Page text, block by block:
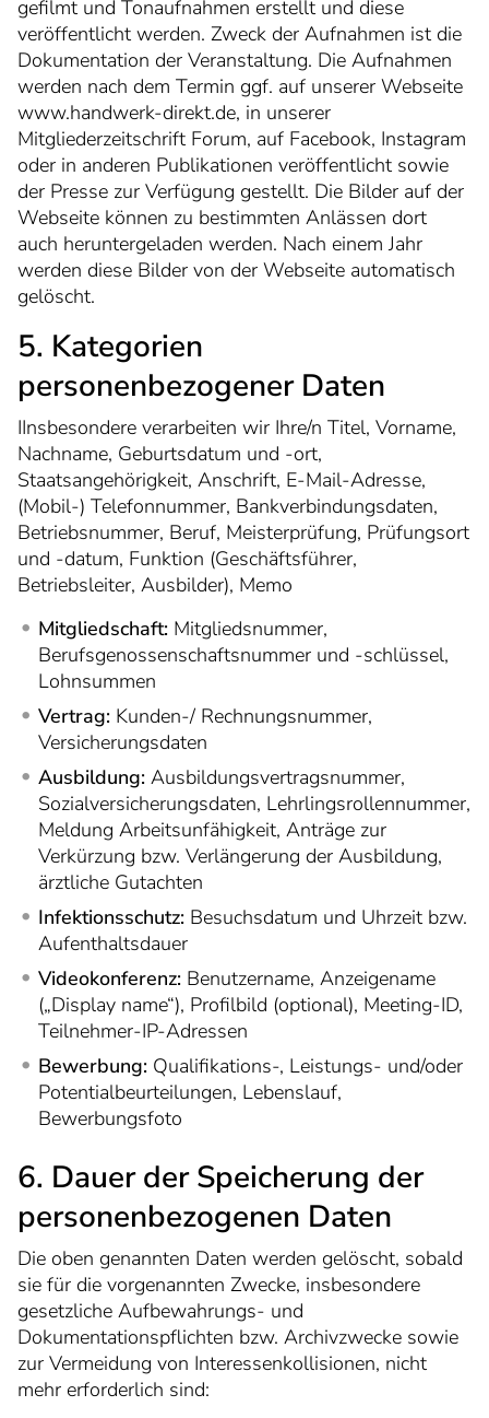
§ 29 Abs. 1 bis 4, 7,9,11, 13
§ 33 Abs. 1 HwO,
§ 68 VwGO
§ 54 Abs. 1 Nr. 5, § 87 HwO
gefilmt und Tonaufnahmen erstellt und diese
veröffentlicht werden. Zweck der Aufnahmen ist die
Dokumentation der Veranstaltung. Die Aufnahmen
werden nach dem Termin ggf. auf unserer Webseite
www.handwerk-direkt.de, in unserer
Mitgliederzeitschrift Forum, auf Facebook, Instagram
oder in anderen Publikationen veröffentlicht sowie
der Presse zur Verfügung gestellt. Die Bilder auf der
Webseite können zu bestimmten Anlässen dort
auch heruntergeladen werden. Nach einem Jahr
werden diese Bilder von der Webseite automatisch
gelöscht.
5. Kategorien
personenbezogener Daten
IInsbesondere verarbeiten wir Ihre/n Titel, Vorname,
Nachname, Geburtsdatum und -ort,
Staatsangehörigkeit, Anschrift, E-Mail-Adresse,
(Mobil-) Telefonnummer, Bankverbindungsdaten,
Betriebsnummer, Beruf, Meisterprüfung, Prüfungsort
und -datum, Funktion (Geschäftsführer,
Betriebsleiter, Ausbilder), Memo
Mitgliedschaft: Mitgliedsnummer,
Berufsgenossenschaftsnummer und -schlüssel,
Lohnsummen
Vertrag: Kunden-/ Rechnungsnummer,
Versicherungsdaten
Ausbildung: Ausbildungsvertragsnummer,
Sozialversicherungsdaten, Lehrlingsrollennummer,
Meldung Arbeitsunfähigkeit, Anträge zur
Verkürzung bzw. Verlängerung der Ausbildung,
ärztliche Gutachten
Infektionsschutz: Besuchsdatum und Uhrzeit bzw.
Aufenthaltsdauer
Videokonferenz: Benutzername, Anzeigename
(„Display name“), Profilbild (optional), Meeting-ID,
Teilnehmer-IP-Adressen
Bewerbung: Qualifikations-, Leistungs- und/oder
Potentialbeurteilungen, Lebenslauf,
Bewerbungsfoto
6. Dauer der Speicherung der
personenbezogenen Daten
Die oben genannten Daten werden gelöscht, sobald
sie für die vorgenannten Zwecke, insbesondere
gesetzliche Aufbewahrungs- und
Dokumentationspflichten bzw. Archivzwecke sowie
zur Vermeidung von Interessenkollisionen, nicht
mehr erforderlich sind: